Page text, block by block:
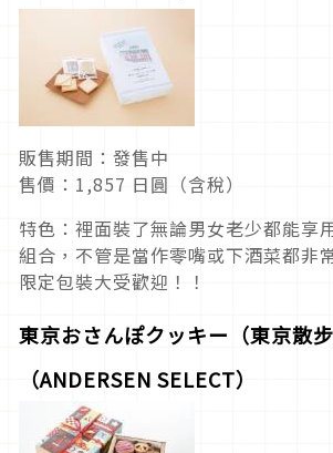
販售期間：發售中
售價：1,857 日圓（含稅）
特色：裡面裝了無論男女老少都能享
組合，不管是當作零嘴或下酒菜都非
限定包裝大受歡迎！！
東京おさんぽクッキー（東京散步
（ANDERSEN SELECT）